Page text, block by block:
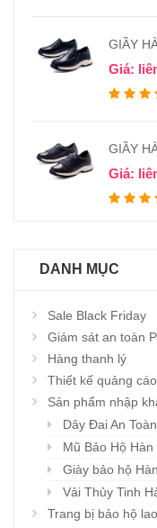
GIẦY
Giá:
GIẦY
Giá:
DANH MỤC
Sale Black Friday
Giám sát an toàn
Hàng thanh lý
Thiết kế quảng cáo
Sản phẩm nhập
Dây Đai An
Mũ Bảo Hộ Hàn
Giày bảo hộ
Vải Thủy Tinh
Trang bị bảo hộ